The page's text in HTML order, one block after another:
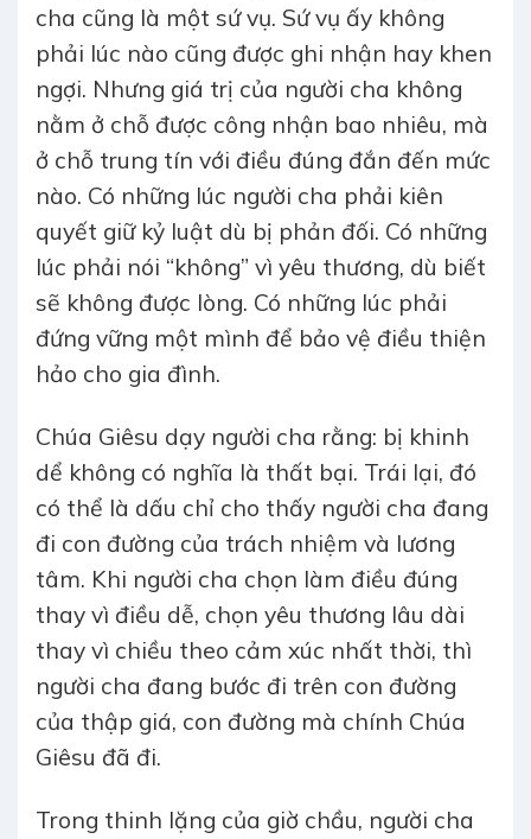
cha cũng là một sứ vụ. Sứ vụ ấy không
phải lúc nào cũng được ghi nhận hay khen
ngợi. Nhưng giá trị của người cha không
nằm ở chỗ được công nhận bao nhiêu, mà
ở chỗ trung tín với điều đúng đắn đến mức
nào. Có những lúc người cha phải kiên
quyết giữ kỷ luật dù bị phản đối. Có những
lúc phải nói “không” vì yêu thương, dù biết
sẽ không được lòng. Có những lúc phải
đứng vững một mình để bảo vệ điều thiện
hảo cho gia đình.
Chúa Giêsu dạy người cha rằng: bị khinh
dể không có nghĩa là thất bại. Trái lại, đó
có thể là dấu chỉ cho thấy người cha đang
đi con đường của trách nhiệm và lương
tâm. Khi người cha chọn làm điều đúng
thay vì điều dễ, chọn yêu thương lâu dài
thay vì chiều theo cảm xúc nhất thời, thì
người cha đang bước đi trên con đường
của thập giá, con đường mà chính Chúa
Giêsu đã đi.
Trong thinh lặng của giờ chầu, người cha